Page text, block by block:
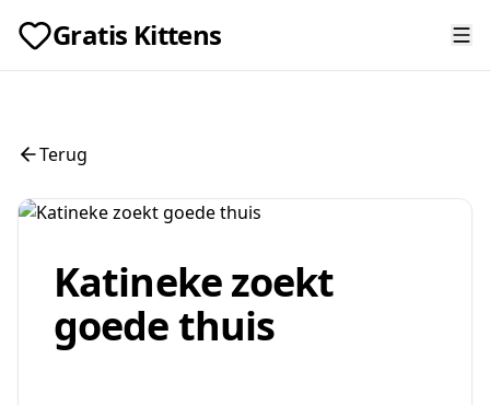
Gratis Kittens
Terug
Katineke zoekt
goede thuis